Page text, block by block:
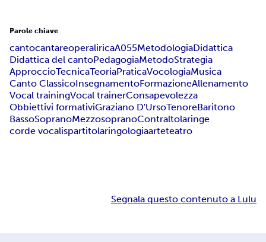
Parole chiave
cantocantareoperaliricaA055MetodologiaDidattica
Didattica del cantoPedagogiaMetodoStrategia
ApproccioTecnicaTeoriaPraticaVocologiaMusica
Canto ClassicoInsegnamentoFormazioneAllenamento
Vocal trainingVocal trainerConsapevolezza
Obbiettivi formativiGraziano D'UrsoTenoreBaritono
BassoSopranoMezzosopranoContraltolaringe
corde vocalispartitolaringologiaarteteatro
Segnala questo contenuto a Lulu